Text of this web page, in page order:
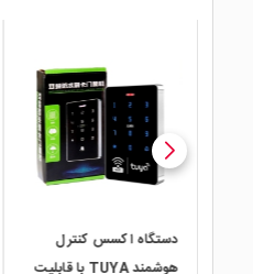
دستگاه اکسس کنترل
هوشمند TUYA با قابلیت